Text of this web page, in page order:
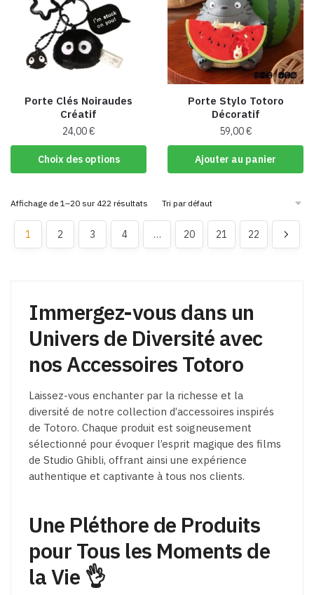
Porte Clés Noiraudes
Créatif
24,00€
Choix des options
Ce
produit
plusieurs
variations.
Les
choisies
sur
la
du
produit
Porte Stylo Totoro
Décoratif
59,00€
Ajouter au panier
Affichage de 1–20 sur 422 résultats
1 2 3 4 … 20 21 22
Immergez-vous dans un
Univers de Diversité avec
nos Accessoires Totoro
Laissez-vous enchanter par la richesse et la
diversité de notre collection d’accessoires inspirés
de Totoro. Chaque produit est soigneusement
sélectionné pour évoquer l’esprit magique des films
de Studio Ghibli, offrant ainsi une expérience
authentique et captivante à tous nos clients.
Une Pléthore de Produits
pour Tous les Moments de
la Vie 👌